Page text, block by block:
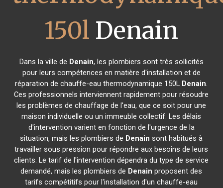
150l Denain
Dans la ville de Denain, les plombiers sont très sollicités
pour leurs compétences en matière d'installation et de
réparation de chauffe-eau thermodynamique 150L Denain.
Ces professionnels interviennent rapidement pour résoudre
les problèmes de chauffage de l'eau, que ce soit pour une
maison individuelle ou un immeuble collectif. Les délais
d'intervention varient en fonction de l'urgence de la
situation, mais les plombiers de Denain sont habitués à
travailler sous pression pour répondre aux besoins de leurs
clients. Le tarif de l'intervention dépendra du type de service
demandé, mais les plombiers de Denain proposent des
tarifs compétitifs pour l'installation d'un chauffe-eau